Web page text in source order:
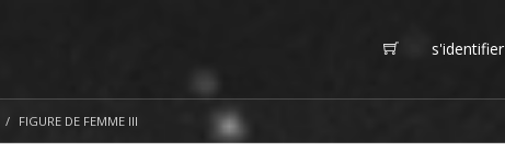
s'identifier
FIGURE DE FEMME III